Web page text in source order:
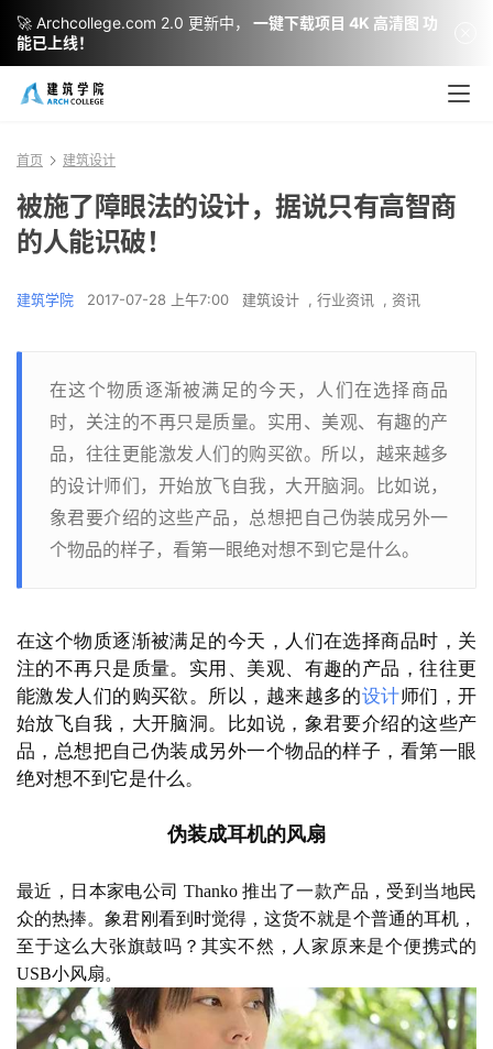
首页 建筑设计
被施了障眼法的设计，据说只有高智商
的人能识破！
建筑学院 2017-07-28 上午7:00 建筑设计 , 行业资讯 , 资讯
在这个物质逐渐被满足的今天，人们在选择商品
时，关注的不再只是质量。实用、美观、有趣的产
品，往往更能激发人们的购买欲。所以，越来越多
的设计师们，开始放飞自我，大开脑洞。比如说，
象君要介绍的这些产品，总想把自己伪装成另外一
个物品的样子，看第一眼绝对想不到它是什么。
在这个物质逐渐被满足的今天，人们在选择商品时，关
注的不再只是质量。实用、美观、有趣的产品，往往更
能激发人们的购买欲。所以，越来越多的设计师们，开
始放飞自我，大开脑洞。比如说，象君要介绍的这些产
品，总想把自己伪装成另外一个物品的样子，看第一眼
绝对想不到它是什么。
伪装成耳机的风扇
最近，日本家电公司 Thanko 推出了一款产品，受到当地民
众的热捧。象君刚看到时觉得，这货不就是个普通的耳机，
至于这么大张旗鼓吗？其实不然，人家原来是个便携式的
USB小风扇。
🚀 Archcollege.com 2.0 更新中，
一键下载项目 4K 高清图 功
能已上线！